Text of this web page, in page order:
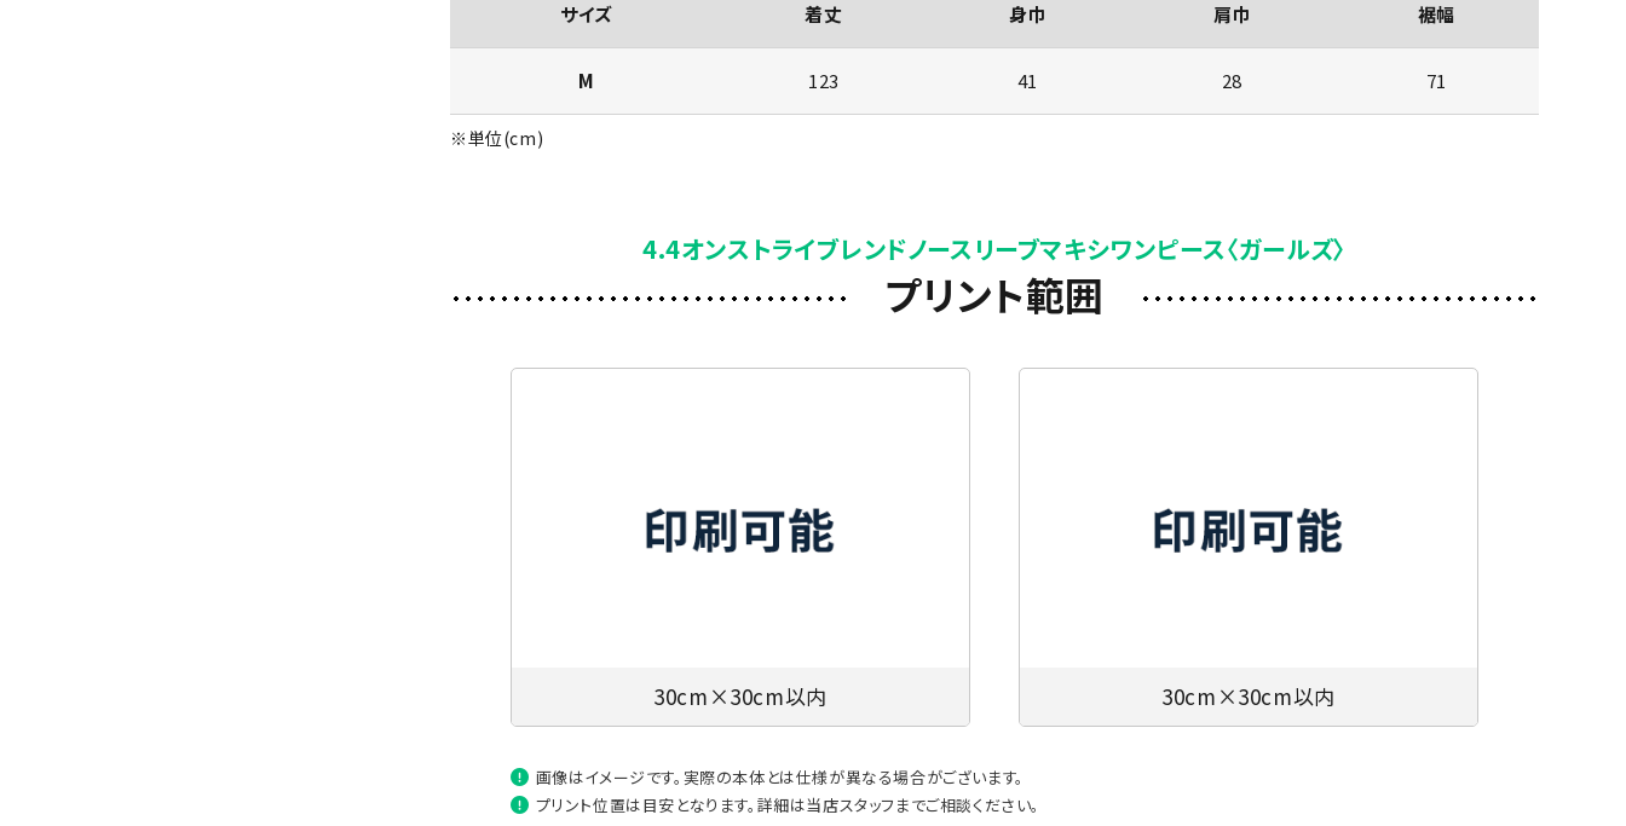
サイズ 着丈 身巾 肩巾 裾幅
M 123 41 28 71
※単位(cm)
4.4オンストライブレンドノースリーブマキシワンピース〈ガールズ〉
プリント範囲
30cm×30cm以内 30cm×30cm以内
画像はイメージです。実際の本体とは仕様が異なる場合がございます。
プリント位置は目安となります。詳細は当店スタッフまでご相談ください。